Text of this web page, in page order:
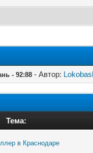
- 92:88 - Автор:
Тема:
в Краснодаре